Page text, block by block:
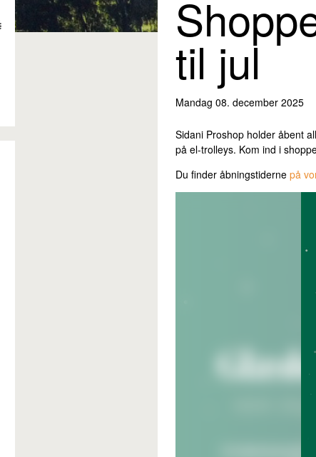
til jul
Mandag 08. december 2025
Sidani Proshop holder åbent
på el-trolleys. Kom ind i
Du finder åbningstiderne på